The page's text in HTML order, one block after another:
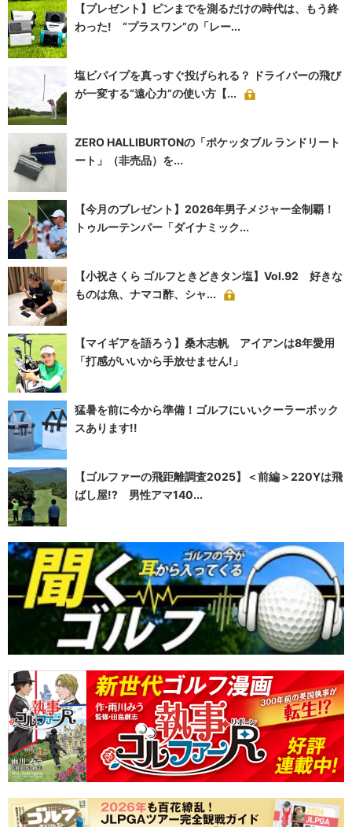
【プレゼント】ピンまでを測るだけの時代は、もう終
わった! “プラスワン”の「レー...
塩ビパイプを真っすぐ投げられる？ ドライバーの飛び
が一変する“遠心力”の使い方【...
ZERO HALLIBURTONの「ポケッタブル ランドリート
ート」（非売品）を...
【今月のプレゼント】2026年男子メジャー全制覇！
トゥルーテンパー「ダイナミック...
【小祝さくら ゴルフときどきタン塩】Vol.92 好きな
ものは魚、ナマコ酢、シャ...
【マイギアを語ろう】桑木志帆 アイアンは8年愛用
「打感がいいから手放せません!」
猛暑を前に今から準備！ゴルフにいいクーラーボック
スあります!!
【ゴルファーの飛距離調査2025】＜前編＞220Yは飛
ばし屋!? 男性アマ140...